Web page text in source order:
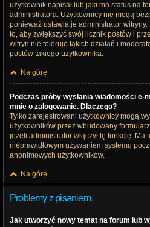
użytkownik napisał lub jaki ma status na
administratora. Użytkownicy nie mogą
ponieważ ustawia je administrator
to, aby zwiększyć swój licznik postów i
witryn nie toleruje takich działań i
postów takiego użytkownika.
Na górę
Podczas próby wysłania wiadomości
mnie o zalogowanie. Dlaczego?
Tylko zarejestrowani użytkownicy mogą
użytkowników przez wbudowany
jeżeli administrator włączył tę funkcję. Ma
nieprawidłowym używaniem systemu
anonimowych użytkowników.
Na górę
Problemy z pisaniem
Jak utworzyć nowy temat na forum lub